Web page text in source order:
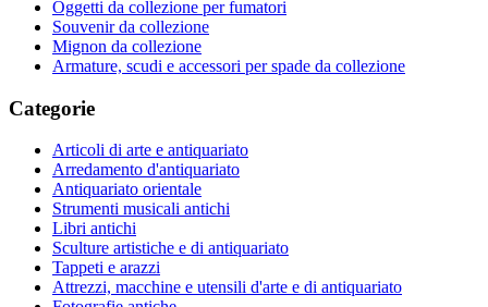
Oggetti da collezione per fumatori
Souvenir da collezione
Mignon da collezione
Armature, scudi e accessori per spade da collezione
Categorie
Articoli di arte e antiquariato
Arredamento d'antiquariato
Antiquariato orientale
Strumenti musicali antichi
Libri antichi
Sculture artistiche e di antiquariato
Tappeti e arazzi
Attrezzi, macchine e utensili d'arte e di antiquariato